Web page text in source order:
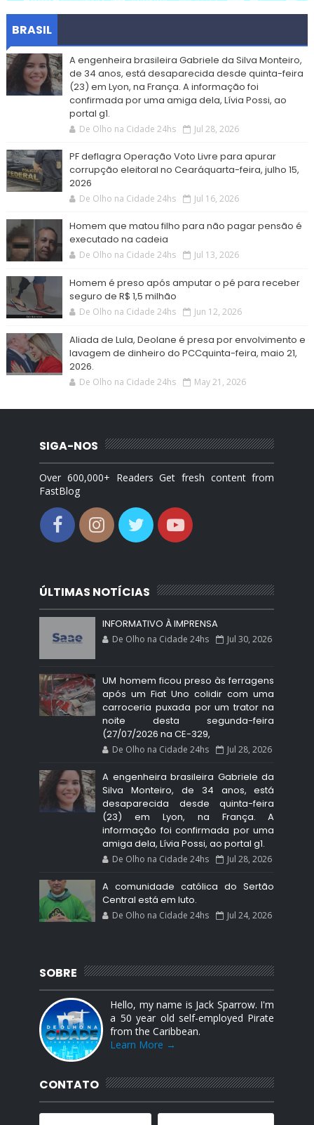
BRASIL
A engenheira brasileira Gabriele da Silva Monteiro,
de 34 anos, está desaparecida desde quinta-feira
(23) em Lyon, na França. A informação foi
confirmada por uma amiga dela, Lívia Possi, ao
portal g1.
De Olho na Cidade 24hs Jul 28, 2026
PF deflagra Operação Voto Livre para apurar
corrupção eleitoral no Cearáquarta-feira, julho 15,
2026
De Olho na Cidade 24hs Jul 16, 2026
Homem que matou filho para não pagar pensão é
executado na cadeia
De Olho na Cidade 24hs Jul 13, 2026
Homem é preso após amputar o pé para receber
seguro de R$ 1,5 milhão
De Olho na Cidade 24hs Jun 12, 2026
Aliada de Lula, Deolane é presa por envolvimento e
lavagem de dinheiro do PCCquinta-feira, maio 21,
2026.
De Olho na Cidade 24hs May 21, 2026
SIGA-NOS
Over 600,000+ Readers Get fresh content from
FastBlog
ÚLTIMAS NOTÍCIAS
INFORMATIVO À IMPRENSA
De Olho na Cidade 24hs Jul 30, 2026
UM homem ficou preso às ferragens
após um Fiat Uno colidir com uma
carroceria puxada por um trator na
noite desta segunda-feira
(27/07/2026 na CE-329,
De Olho na Cidade 24hs Jul 28, 2026
A engenheira brasileira Gabriele da
Silva Monteiro, de 34 anos, está
desaparecida desde quinta-feira
(23) em Lyon, na França. A
informação foi confirmada por uma
amiga dela, Lívia Possi, ao portal g1.
De Olho na Cidade 24hs Jul 28, 2026
A comunidade católica do Sertão
Central está em luto.
De Olho na Cidade 24hs Jul 24, 2026
SOBRE
Hello, my name is Jack Sparrow. I'm
a 50 year old self-employed Pirate
from the Caribbean.
Learn More →
CONTATO